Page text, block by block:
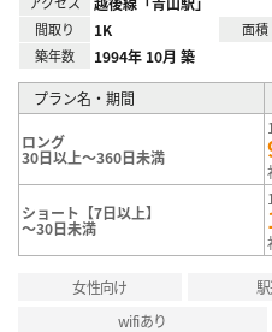
間取り 1K 面積
築年数 1994年 10月 築
プラン名・期間
ロング
30日以上～360日未満
ショート【7日以上】
～30日未満
女性向け
wifiあり